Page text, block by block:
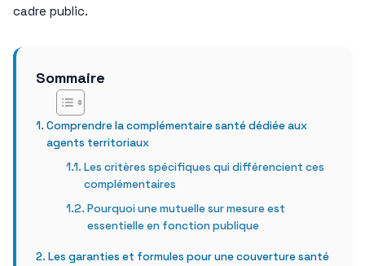
cadre public.
Sommaire
Comprendre la complémentaire santé dédiée aux
agents territoriaux
Les critères spécifiques qui différencient ces
complémentaires
Pourquoi une mutuelle sur mesure est
essentielle en fonction publique
Les garanties et formules pour une couverture santé